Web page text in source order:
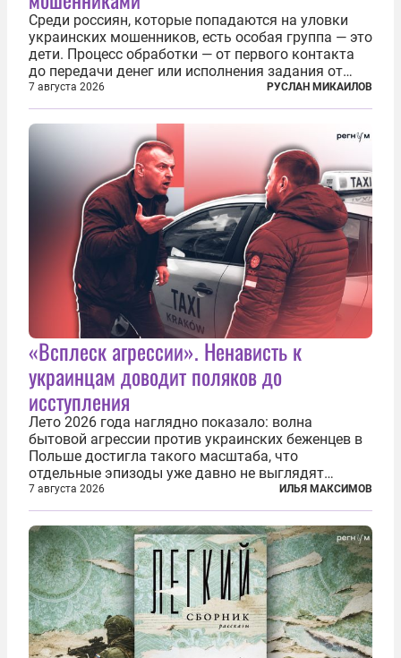
Среди россиян, которые попадаются на уловки
украинских мошенников, есть особая группа — это
дети. Процесс обработки — от первого контакта
до передачи денег или исполнения задания от
кураторов может занять от двух часов до
нескольких месяцев. Детей превращают в
послушных исполнителей, которые...
7 августа 2026 РУСЛАН МИКАИЛОВ
«Всплеск агрессии». Ненависть к
украинцам доводит поляков до
исступления
Лето 2026 года наглядно показало: волна
бытовой агрессии против украинских беженцев в
Польше достигла такого масштаба, что
отдельные эпизоды уже давно не выглядят
случайными. Поляки, судя по происходящему,
буквально теряют рассудок от ненависти к
украинским беженцам, и каждый новый случай
по-своему...
7 августа 2026 ИЛЬЯ МАКСИМОВ